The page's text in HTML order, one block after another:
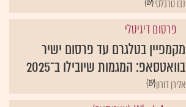
מקמפיין בטלגרם עד פרסום ישיר
בוואטסאפ: המגמות שיובילו ב־2025
{19}אלירן דורון